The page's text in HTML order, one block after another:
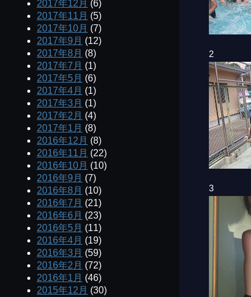
2
3
2017年12月 (6)
2017年11月 (5)
2017年10月 (7)
2017年9月 (12)
2017年8月 (8)
2017年7月 (1)
2017年5月 (6)
2017年4月 (1)
2017年3月 (1)
2017年2月 (4)
2017年1月 (8)
2016年12月 (8)
2016年11月 (22)
2016年10月 (10)
2016年9月 (7)
2016年8月 (10)
2016年7月 (21)
2016年6月 (23)
2016年5月 (11)
2016年4月 (19)
2016年3月 (59)
2016年2月 (72)
2016年1月 (46)
2015年12月 (30)